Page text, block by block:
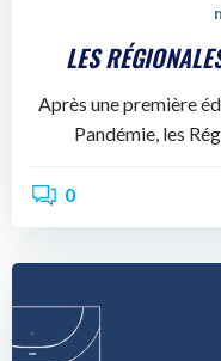
LES
Après une première
Pandémie, les
0